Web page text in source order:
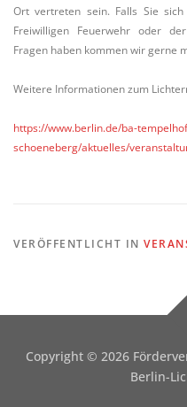
Ort vertreten sein. Falls Sie
Freiwilligen Feuerwehr oder
Fragen haben kommen wir gerne
Weitere Informationen zum
https://www.berlin.de/ba-
schoeneberg/aktuelles/
VERÖFFENTLICHT IN
Copyright © 2026
Berlin-